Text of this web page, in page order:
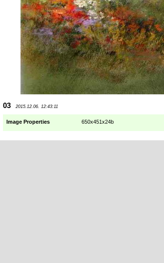
03 2015.12.06. 12:43:11
Image Properties 650x451x24b